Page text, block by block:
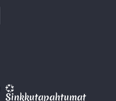
💞
Sinkkutapahtumat